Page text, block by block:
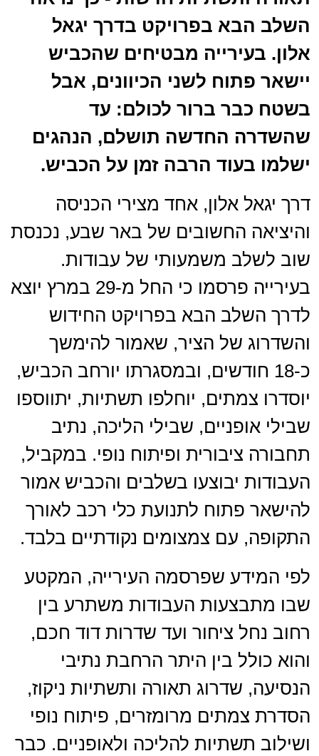
השלב הבא בפרויקט בדרך יגאל
אלון. בעירייה מבטיחים שהכביש
יישאר פתוח לשני הכיוונים, אבל
בשטח כבר ברור לכולם: עד
שהשדרה החדשה תושלם, הנהגים
ישלמו בעוד הרבה זמן על הכביש.
דרך יגאל אלון, אחד מצירי הכניסה
והיציאה החשובים של באר שבע, נכנסת
שוב לשלב משמעותי של עבודות.
בעירייה פרסמו כי החל מ-29 במרץ יוצא
לדרך השלב הבא בפרויקט החידוש
והשדרוג של הציר, שאמור להימשך
כ-18 חודשים, ובמסגרתו יורחב הכביש,
יוסדרו צמתים, יוחלפו תשתיות, יתווספו
שבילי אופניים, שבילי הליכה, נתיב
תחבורה ציבורית ופיתוח נופי. במקביל,
העבודות יבוצעו בשלבים והכביש אמור
להישאר פתוח לתנועת כלי רכב לאורך
התקופה, עם צמצומים נקודתיים בלבד.
לפי המידע שפרסמה העירייה, המקטע
שבו מתבצעות העבודות משתרע בין
רחוב נחל ציחור ועד שדרות דוד חכם,
והוא כולל בין היתר הרחבת נתיבי
הנסיעה, שדרוג תאורה ותשתיות ניקוז,
הסדרת צמתים מרומזרים, פיתוח נופי
ושילוב תשתיות להליכה ולאופניים. כבר